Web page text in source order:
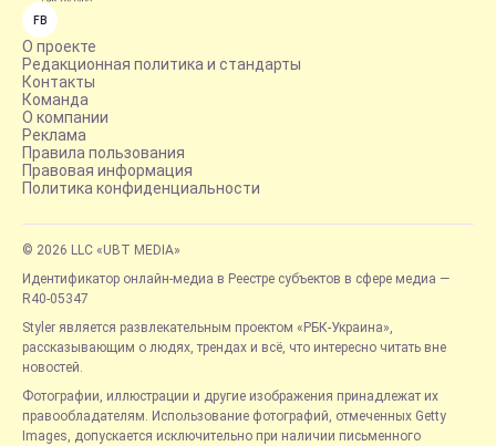
FB
О проекте
Редакционная политика и стандарты
Контакты
Команда
О компании
Реклама
Правила пользования
Правовая информация
Политика конфиденциальности
© 2026 LLC «UBT MEDIA»
Идентификатор онлайн-медиа в Реестре субъектов в сфере медиа —
R40-05347
Styler является развлекательным проектом «РБК-Украина»,
рассказывающим о людях, трендах и всё, что интересно читать вне
новостей.
Фотографии, иллюстрации и другие изображения принадлежат их
правообладателям. Использование фотографий, отмеченных Getty
Images, допускается исключительно при наличии письменного